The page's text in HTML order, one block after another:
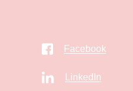
Facebook
LinkedIn